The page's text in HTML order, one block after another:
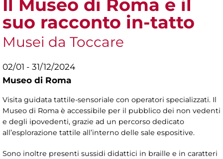
Il Museo di Roma e il
suo racconto in-tatto
Musei da Toccare
02/01 - 31/12/2024
Museo di Roma
Visita guidata tattile-sensoriale con operatori specializzati. Il
Museo di Roma è accessibile per il pubblico dei non vedenti
e degli ipovedenti, grazie ad un percorso dedicato
all’esplorazione tattile all’interno delle sale espositive.
Sono inoltre presenti sussidi didattici in braille e in caratteri